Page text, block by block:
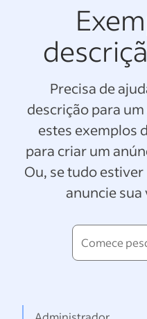
Precisa de
descrição para
estes exemplos
para criar um
Ou, se tudo
anuncie sua
Comece